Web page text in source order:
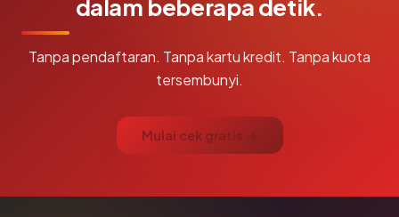
dalam beberapa detik.
Tanpa pendaftaran. Tanpa kartu kredit. Tanpa kuota
tersembunyi.
Mulai cek gratis →